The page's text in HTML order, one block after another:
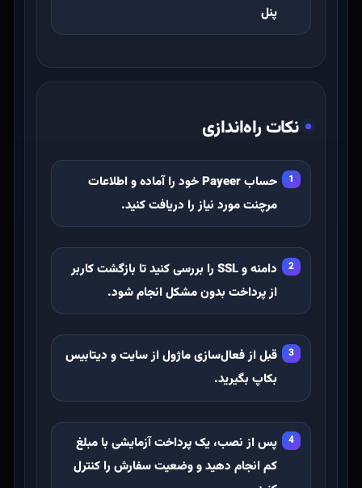
پنل
نکات راه‌اندازی
حساب Payeer خود را آماده و اطلاعات
مرچنت مورد نیاز را دریافت کنید.
دامنه و SSL را بررسی کنید تا بازگشت کاربر
از پرداخت بدون مشکل انجام شود.
قبل از فعال‌سازی ماژول از سایت و دیتابیس
بکاپ بگیرید.
پس از نصب، یک پرداخت آزمایشی با مبلغ
کم انجام دهید و وضعیت سفارش را کنترل